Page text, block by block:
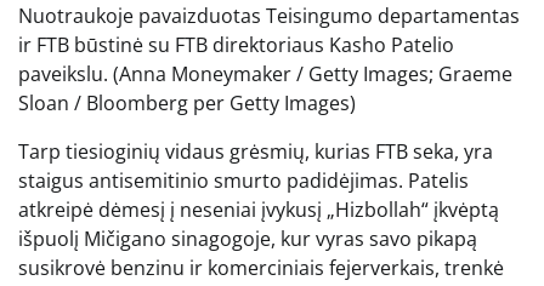
Nuotraukoje pavaizduotas Teisingumo departamentas
ir FTB būstinė su FTB direktoriaus Kasho Patelio
paveikslu. (Anna Moneymaker / Getty Images; Graeme
Sloan / Bloomberg per Getty Images)
Tarp tiesioginių vidaus grėsmių, kurias FTB seka, yra
staigus antisemitinio smurto padidėjimas. Patelis
atkreipė dėmesį į neseniai įvykusį „Hizbollah“ įkvėptą
išpuolį Mičigano sinagogoje, kur vyras savo pikapą
susikrovė benzinu ir komerciniais fejerverkais, trenkė